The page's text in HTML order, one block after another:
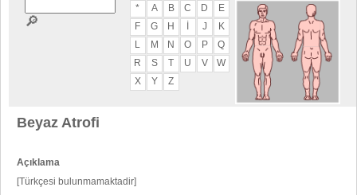
🔎
* A B C D
E
F
G H J
K
L
M N O P
Q
R
S T U V
W
X
Y Z
Beyaz Atrofi
Açıklama
[Türkçesi bulunmamaktadir]